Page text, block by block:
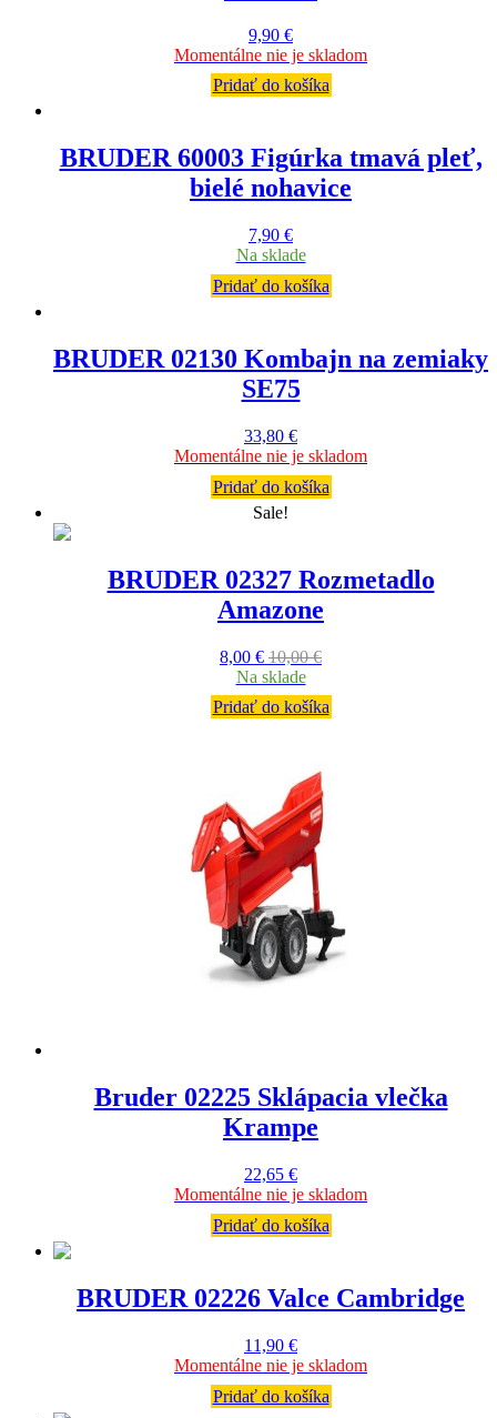
9,90 €
Momentálne nie je skladom
Pridať do košíka
BRUDER 60003 Figúrka tmavá pleť,
bielé nohavice
7,90 €
Na sklade
Pridať do košíka
BRUDER 02130 Kombajn na zemiaky
SE75
33,80 €
Momentálne nie je skladom
Pridať do košíka
Sale!
BRUDER 02327 Rozmetadlo
Amazone
8,00 € 10,00€
Na sklade
Pridať do košíka
Bruder 02225 Sklápacia vlečka
Krampe
22,65 €
Momentálne nie je skladom
Pridať do košíka
BRUDER 02226 Valce Cambridge
11,90 €
Momentálne nie je skladom
Pridať do košíka